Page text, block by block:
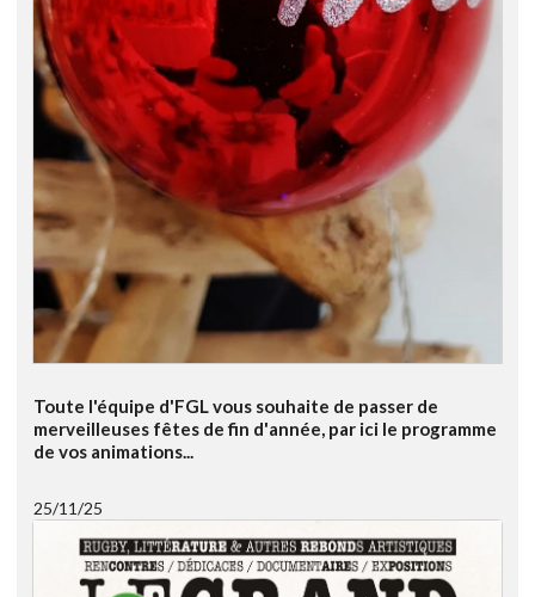
Toute l'équipe d'FGL vous souhaite de passer de
merveilleuses fêtes de fin d'année, par ici le programme
de vos animations...
25/11/25